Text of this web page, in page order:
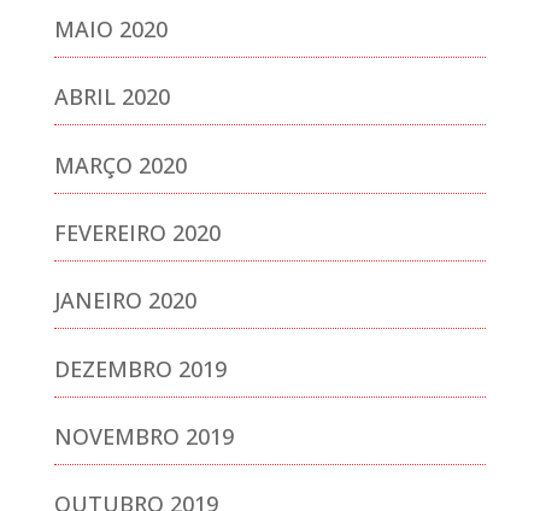
MAIO 2020
ABRIL 2020
MARÇO 2020
FEVEREIRO 2020
JANEIRO 2020
DEZEMBRO 2019
NOVEMBRO 2019
OUTUBRO 2019